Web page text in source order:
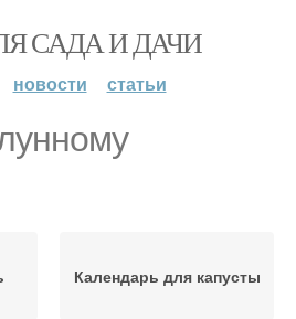
САДА И ДАЧИ
новости статьи
Календарь для капусты